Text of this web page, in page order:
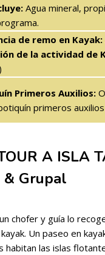
Agua mineral,
de remo en Kayak:
de la actividad de
Primeros Auxilios:
primeros auxilios
A ISLA
& Grupal
chofer y guía lo
Un paseo en
habitan las islas